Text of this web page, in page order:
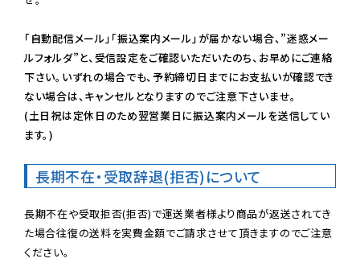
「自動配信メール」「振込案内メール」が届かない場合、”迷惑メー
ルフォルダ”と、受信設定をご確認いただいたのち、お早めにご連絡
下さい。いずれの場合でも、予約締切日までにお支払いが確認でき
ない場合は、キャンセルとなりますのでご注意下さいませ。
(土日祝は定休日のため翌営業日に振込案内メールを送信してい
ます。)
長期不在・受取辞退(拒否)について
長期不在や受取拒否(拒否)で運送業者様より商品が返送されてき
た場合往復の送料を実費金額でご請求させて頂きますのでご注意
ください。